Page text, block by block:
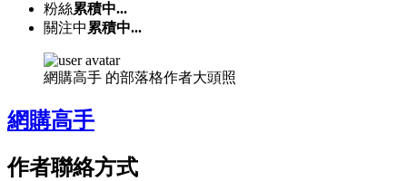
粉絲累積中...
關注中 累積中...
網購高手 的部落格作者大頭照
網購高手
作者聯絡方式